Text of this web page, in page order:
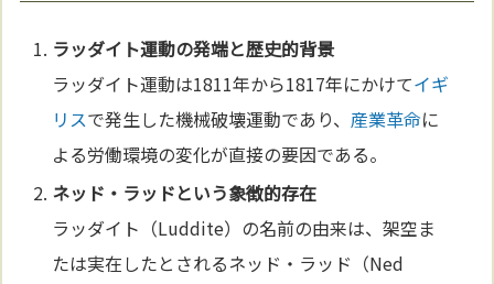
ラッダイト運動の発端と歴史的背景
ラッダイト運動は1811年から1817年にかけてイギ
リスで発生した機械破壊運動であり、産業革命に
よる労働環境の変化が直接の要因である。
ネッド・ラッドという象徴的存在
ラッダイト（Luddite）の名前の由来は、架空ま
たは実在したとされるネッド・ラッド（Ned